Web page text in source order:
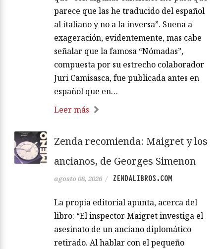
parece que las he traducido del español
al italiano y no a la inversa”. Suena a
exageración, evidentemente, mas cabe
señalar que la famosa “Nómadas”,
compuesta por su estrecho colaborador
Juri Camisasca, fue publicada antes en
español que en…
Leer más
Zenda recomienda: Maigret y los
ancianos, de Georges Simenon
agosto 08, 2026 / ZENDALIBROS.COM
La propia editorial apunta, acerca del
libro: “El inspector Maigret investiga el
asesinato de un anciano diplomático
retirado. Al hablar con el pequeño